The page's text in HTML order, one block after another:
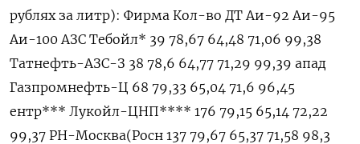
рублях за ‌литр): Фирма Кол-во ДТ Аи-92 Аи-95
Аи-100 АЗС Тебойл* 39 78,67 64,48 71,06 99,38
Татнефть-АЗС-З 38 78,6 64,77 71,29 99,39 апад
Газпромнефть-Ц 68 79,33 65,04 71,6 96,45
ентр*** Лукойл-ЦНП**** 176 79,15 65,14 72,22
99,37 РН-Москва(Росн 137 79,67 65,37 71,58 98,3